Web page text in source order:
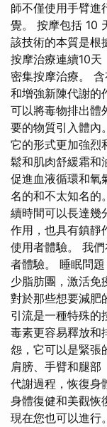
師不僅使用手臂進
覺。 按摩包括 10
該技術的本質是根
按摩治療連續10天
密集按摩治療。
和增強新陳代謝的
可以將毒物排出體
要的物質引入體內
它的形式更加強烈
鬆和肌肉舒緩霜和
促進血液循環和氧
名的和不太知名的
續時間可以長達幾
作用，也具有鎮靜
使用者體驗。 我
者體驗。 睡眠問
少脂肪團，激活免
對於那些想要減肥
引流是一種特殊的
毒素更容易釋放和
怨，它可以是緊張
肩膀、手臂和腿部
代謝過程，恢復身
身體復健和美觀恢
現在您也可以進行